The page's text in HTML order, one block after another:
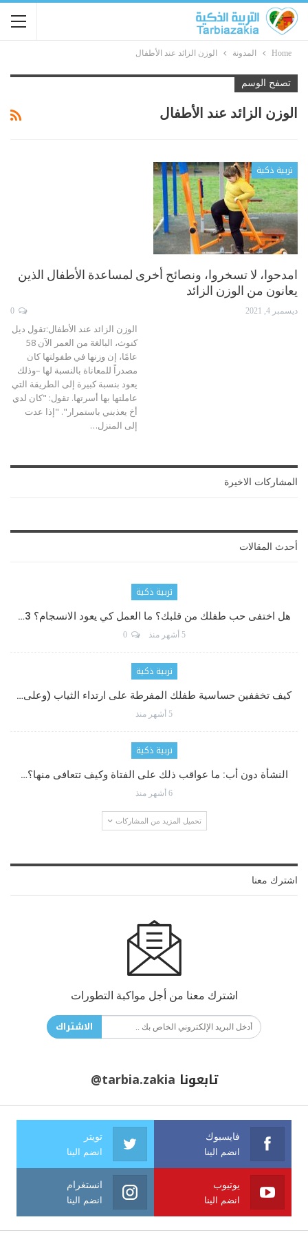
Home المدونة الوزن الزائد عند الأطفال
تصفح الوسم
الوزن الزائد عند الأطفال
تربية ذكية
امدحوا، لا تسخروا، ونصائح أخرى لمساعدة الأطفال الذين
يعانون من الوزن الزائد
ديسمبر 4, 2021
الوزن الزائد عند الأطفال:تقول ديل
كنوث، البالغة من العمر الآن 58
عامًا، إن وزنها في طفولتها كان
مصدراً للمعاناة بالنسبة لها –وذلك
يعود بنسبة كبيرة إلى الطريقة التي
عاملتها بها أسرتها. تقول: "كان لدي
أخ يعذبني باستمرار". "إذا عدت
إلى المنزل…
المشاركات الاخيرة
أحدث المقالات
تربية ذكية
هل اختفى حب طفلك من قلبك؟ ما العمل كي يعود الانسجام؟ 3…
5 أشهر منذ 0
تربية ذكية
كيف تخففين حساسية طفلك المفرطة على ارتداء الثياب (وعلى…
5 أشهر منذ
تربية ذكية
النشأة دون أب: ما عواقب ذلك على الفتاة وكيف تتعافى منها؟…
6 أشهر منذ
تحميل المزيد من المشاركات
اشترك معنا
اشترك معنا من أجل مواكبة التطورات
الاشتراك
تابعونا @tarbia.zakia
فايسبوك
انضم الينا
تويتر
انضم الينا
يوتيوب
انضم الينا
انستغرام
انضم الينا